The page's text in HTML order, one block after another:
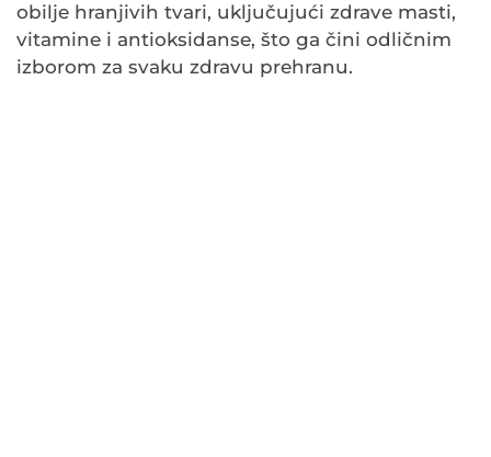
obilje hranjivih tvari, uključujući zdrave masti,
vitamine i antioksidanse, što ga čini odličnim
izborom za svaku zdravu prehranu.